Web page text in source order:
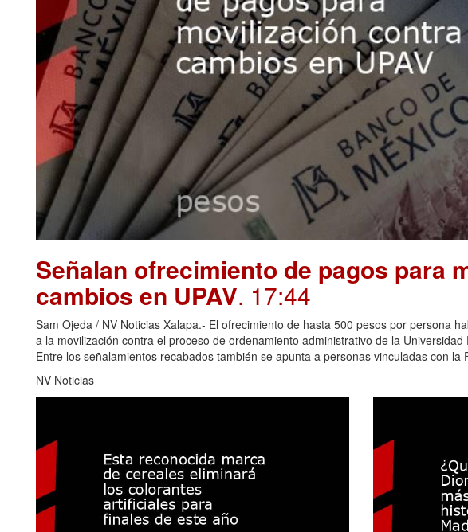
Señalan ofrecimiento de pagos para
cambios en UPAV. 17:44
Sam Ojeda / NV Noticias Xalapa.- El ofrecimiento de hasta 500 pesos por persona
a la movilización contra el proceso de ordenamiento administrativo de la Universidad
Entre los señalamientos recabados también se apunta a personas vinculadas con la
NV Noticias